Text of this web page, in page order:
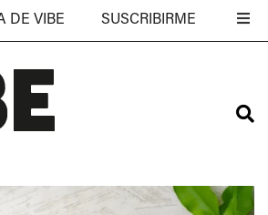
DE VIBE SUSCRIBIRME